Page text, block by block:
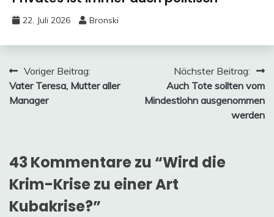
22. Juli 2026 Bronski
Beitragsnavigation
Voriger Beitrag:
Vater Teresa, Mutter aller
Manager
Nächster Beitrag:
Auch Tote sollten vom
Mindestlohn ausgenommen
werden
43 Kommentare zu “Wird die
Krim-Krise zu einer Art
Kubakrise?”